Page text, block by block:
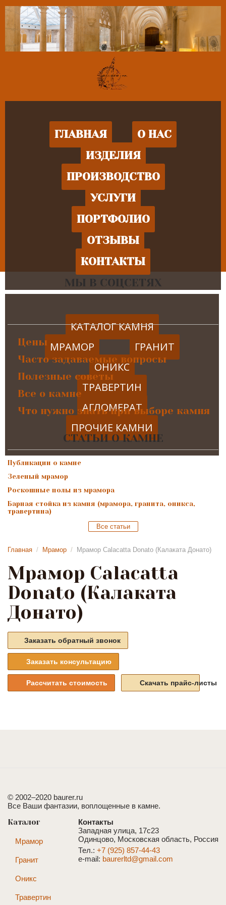
ГЛАВНАЯ
О НАС
ИЗДЕЛИЯ
ПРОИЗВОДСТВО
УСЛУГИ
ПОРТФОЛИО
ОТЗЫВЫ
КОНТАКТЫ
КАТАЛОГ КАМНЯ
МРАМОР
ГРАНИТ
ОНИКС
ТРАВЕРТИН
АГЛОМЕРАТ
ПРОЧИЕ КАМНИ
МЫ В СОЦСЕТЯХ
Цены
Часто задаваемые вопросы
Полезные советы
Все о камне
Что нужно знать при выборе камня
СТАТЬИ О КАМНЕ
Публикации о камне
Зеленый мрамор
Роскошные полы из мрамора
Барная стойка из камня (мрамора, гранита, оникса,
травертина)
Все статьи
Главная / Мрамор / Мрамор Calacatta Donato (Калаката Донато)
Мрамор Calacatta
Donato (Калаката
Донато)
Заказать обратный звонок
Заказать консультацию
Рассчитать стоимость Скачать прайс-листы
© 2002–2020 baurer.ru
Все Ваши фантазии, воплощенные в камне.
Контакты
Западная улица, 17с23
Одинцово, Московская область, Россия
Тел.: +7 (925) 857-44-43
e-mail: baurerltd@gmail.com
Каталог
Мрамор
Гранит
Оникс
Травертин